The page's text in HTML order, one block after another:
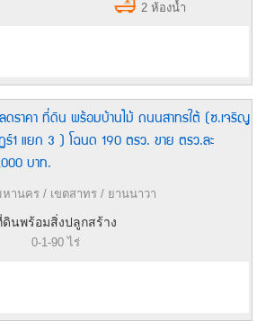
2 ห้องน้ำ
ดราคา ที่ดิน พร้อมบ้านไม้ ถนนสาทรใต้ (ซ.เจริญ
ร์1 แยก 3 ) โฉนด 190 ตรว. ขาย ตรว.ละ
บาท.
หานคร / เขตสาทร / ยานนาวา
ดินพร้อมสิ่งปลูกสร้าง
0-1-90 ไร่